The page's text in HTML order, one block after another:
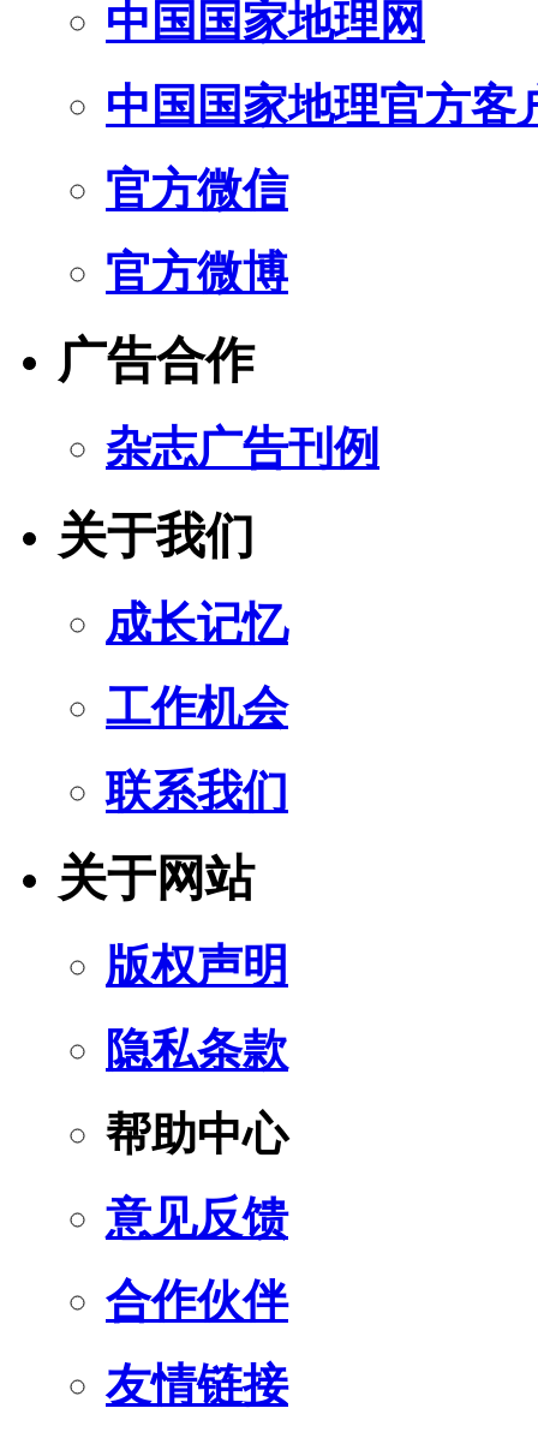
中国国家地理网
中国国家地理官方客
官方微信
官方微博
广告合作
杂志广告刊例
关于我们
成长记忆
工作机会
联系我们
关于网站
版权声明
隐私条款
帮助中心
意见反馈
合作伙伴
友情链接